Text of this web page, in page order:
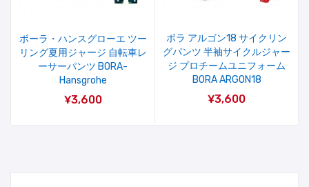
ボーラ・ハンスグローエ ツー
リング夏用ジャージ 自転車レ
ーサーパンツ BORA-
Hansgrohe
¥3,600
ボラ アルゴン18 サイクリン
グパンツ 半袖サイクルジャー
ジ プロチームユニフォーム
BORA ARGON18
¥3,600